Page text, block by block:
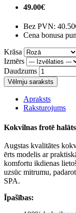
49.00€
Bez PVN:
Cena bonusa
Krāsa
Izmērs
Daudzums
Vēlmju saraksts
Apraksts
Raksturojums
Kokvilnas frotē
Augstas kvalitātes
ērts modelis ar
komfortu ikdienas
uzsūc mitrumu,
SPA.
Īpašības: